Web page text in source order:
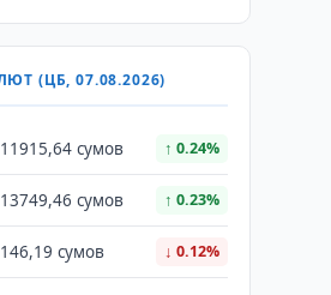
(ЦБ, 07.08.2026)
11915,64 сумов ↑ 0.24%
13749,46 сумов ↑ 0.23%
146,19 сумов ↓ 0.12%